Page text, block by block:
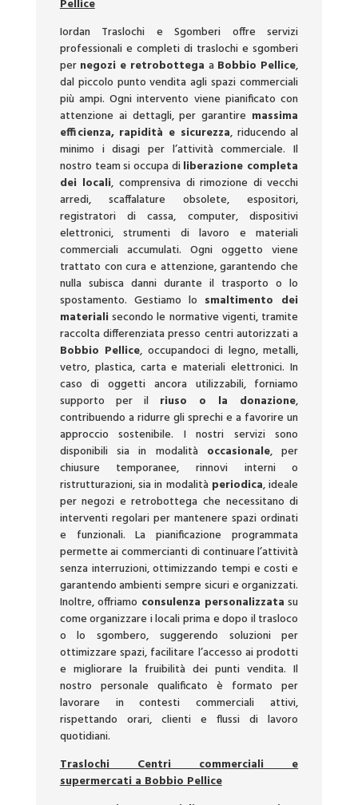
Pellice
Iordan Traslochi e Sgomberi offre servizi
professionali e completi di traslochi e sgomberi
per negozi e retrobottega a Bobbio Pellice,
dal piccolo punto vendita agli spazi commerciali
più ampi. Ogni intervento viene pianificato con
attenzione ai dettagli, per garantire massima
efficienza, rapidità e sicurezza, riducendo al
minimo i disagi per l’attività commerciale. Il
nostro team si occupa diliberazione completa
dei locali, comprensiva di rimozione di vecchi
arredi, scaffalature obsolete, espositori,
registratori di cassa, computer, dispositivi
elettronici, strumenti di lavoro e materiali
commerciali accumulati. Ogni oggetto viene
trattato con cura e attenzione, garantendo che
nulla subisca danni durante il trasporto o lo
spostamento. Gestiamo lo smaltimento dei
materialisecondo le normative vigenti, tramite
raccolta differenziata presso centri autorizzati a
Bobbio Pellice, occupandoci di legno, metalli,
vetro, plastica, carta e materiali elettronici. In
caso di oggetti ancora utilizzabili, forniamo
supporto per il riuso o la donazione,
contribuendo a ridurre gli sprechi e a favorire un
approccio sostenibile. I nostri servizi sono
disponibili sia in modalità occasionale, per
chiusure temporanee, rinnovi interni o
ristrutturazioni, sia in modalità periodica, ideale
per negozi e retrobottega che necessitano di
interventi regolari per mantenere spazi ordinati
e funzionali. La pianificazione programmata
permette ai commercianti di continuare l’attività
senza interruzioni, ottimizzando tempi e costi e
garantendo ambienti sempre sicuri e organizzati.
Inoltre, offriamo consulenza personalizzata su
come organizzare i locali prima e dopo il trasloco
o lo sgombero, suggerendo soluzioni per
ottimizzare spazi, facilitare l’accesso ai prodotti
e migliorare la fruibilità dei punti vendita. Il
nostro personale qualificato è formato per
lavorare in contesti commerciali attivi,
rispettando orari, clienti e flussi di lavoro
quotidiani.
Traslochi Centri commerciali e
supermercati a Bobbio Pellice